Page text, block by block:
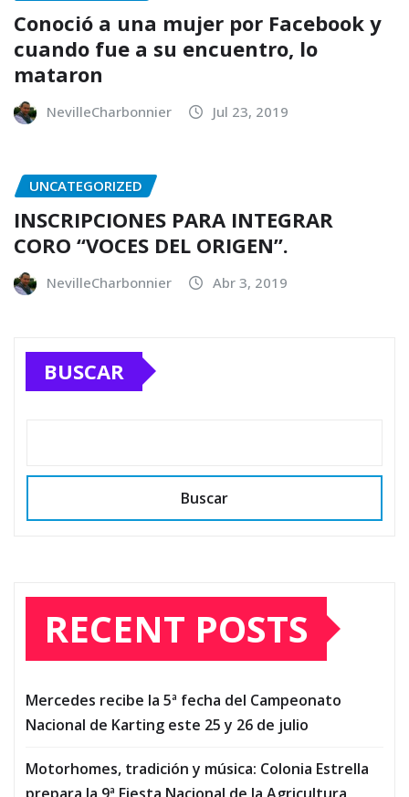
Conoció a una mujer por Facebook y
cuando fue a su encuentro, lo
mataron
NevilleCharbonnier Jul 23, 2019
UNCATEGORIZED
INSCRIPCIONES PARA INTEGRAR
CORO “VOCES DEL ORIGEN”.
NevilleCharbonnier Abr 3, 2019
BUSCAR
Buscar
RECENT POSTS
Mercedes recibe la 5ª fecha del Campeonato
Nacional de Karting este 25 y 26 de julio
Motorhomes, tradición y música: Colonia Estrella